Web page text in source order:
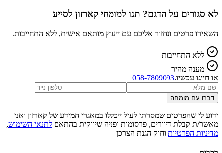
לא סגורים על הדגם? תנו למומחי קארזון לסייע
השאירו פרטים ונחזור אליכם עם ייעוץ מותאם אישית, ללא התחייבות.
ללא התחייבות
מענה מהיר
או חייגו עכשיו:058-7809093
דברו עם מומחה
ידוע לי שהפרטים שמסרתי לעיל ייכללו במאגרי המידע של קארזון ואני
מאשר/ת קבלת דיוורים, פרסומות ופניה שיווקית בהתאם לתנאי השימוש,
מדיניות הפרטיות וחוק הגנת הצרכן